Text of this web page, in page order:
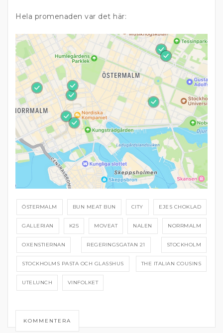
Hela promenaden var det här:
ÖSTERMALM BUN MEAT BUN CITY EJES CHOKLAD
GALLERIAN K25 MOVEAT NALEN NORRMALM
OXENSTIERNAN REGERINGSGATAN 21 STOCKHOLM
STOCKHOLMS PASTA OCH GLASSHUS THE ITALIAN COUSINS
UTELUNCH VINFOLKET
KOMMENTERA